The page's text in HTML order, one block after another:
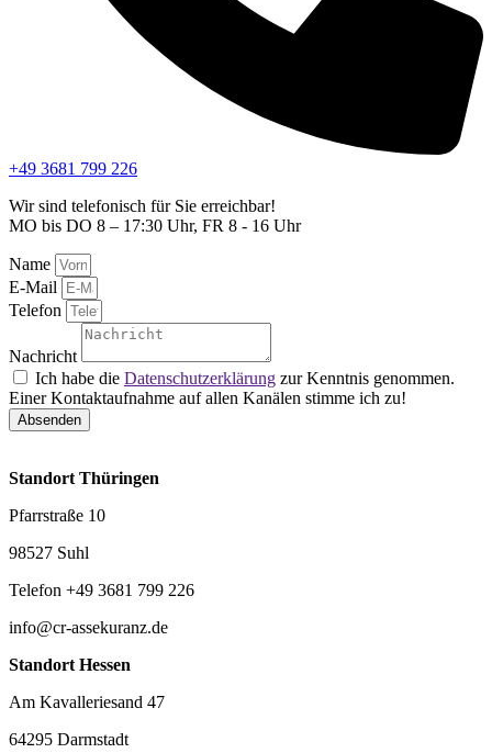
+49 3681 799 226
Wir sind telefonisch für Sie erreichbar!
MO bis DO 8 – 17:30 Uhr, FR 8 - 16 Uhr
Name
E-Mail
Telefon
Nachricht
Ich habe die Datenschutzerklärung zur Kenntnis genommen.
Einer Kontaktaufnahme auf allen Kanälen stimme ich zu!
Absenden
Standort Thüringen
Pfarrstraße 10
98527 Suhl
Telefon +49 3681 799 226
info@cr-assekuranz.de
Standort Hessen
Am Kavalleriesand 47
64295 Darmstadt